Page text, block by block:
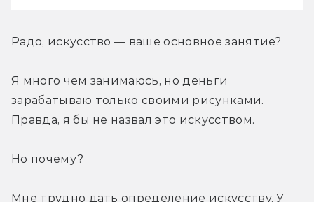
Радо, искусство — ваше основное занятие?
Я много чем занимаюсь, но деньги
зарабатываю только своими рисунками.
Правда, я бы не назвал это искусством.
Но почему?
Мне трудно дать определение искусству. У